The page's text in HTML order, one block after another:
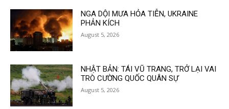
NGA DỘI MƯA HỎA TIỄN, UKRAINE
PHẢN KÍCH
August 5, 2026
NHẬT BẢN: TÁI VŨ TRANG, TRỞ LẠI VAI
TRÒ CƯỜNG QUỐC QUÂN SỰ
August 5, 2026